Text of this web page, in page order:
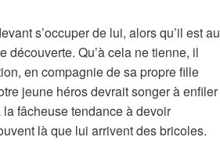
s’occuper de lui, alors qu’il est au
Qu’à cela ne tienne, il
en compagnie de sa propre fille
jeune héros devrait songer à enfiler
fâcheuse tendance à devoir
là que lui arrivent des bricoles.